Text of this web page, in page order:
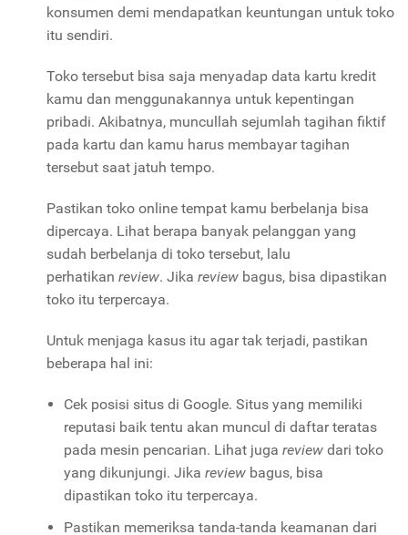
konsumen demi mendapatkan keuntungan untuk toko
itu sendiri.
Toko tersebut bisa saja menyadap data kartu kredit
kamu dan menggunakannya untuk kepentingan
pribadi. Akibatnya, muncullah sejumlah tagihan fiktif
pada kartu dan kamu harus membayar tagihan
tersebut saat jatuh tempo.
Pastikan toko online tempat kamu berbelanja bisa
dipercaya. Lihat berapa banyak pelanggan yang
sudah berbelanja di toko tersebut, lalu
perhatikan review. Jika review bagus, bisa dipastikan
toko itu terpercaya.
Untuk menjaga kasus itu agar tak terjadi, pastikan
beberapa hal ini:
Cek posisi situs di Google. Situs yang memiliki
reputasi baik tentu akan muncul di daftar teratas
pada mesin pencarian. Lihat jugareview dari toko
yang dikunjungi. Jikareview bagus, bisa
dipastikan toko itu terpercaya.
Pastikan memeriksa tanda-tanda keamanan dari